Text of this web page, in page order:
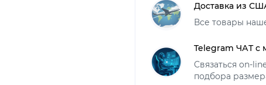
Доставка из
Все товары
Telegram ЧАТ с
Связаться on-
подбора